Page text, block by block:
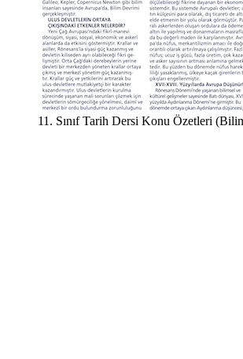
11. Sınıf Tarih Dersi Konu Özetleri